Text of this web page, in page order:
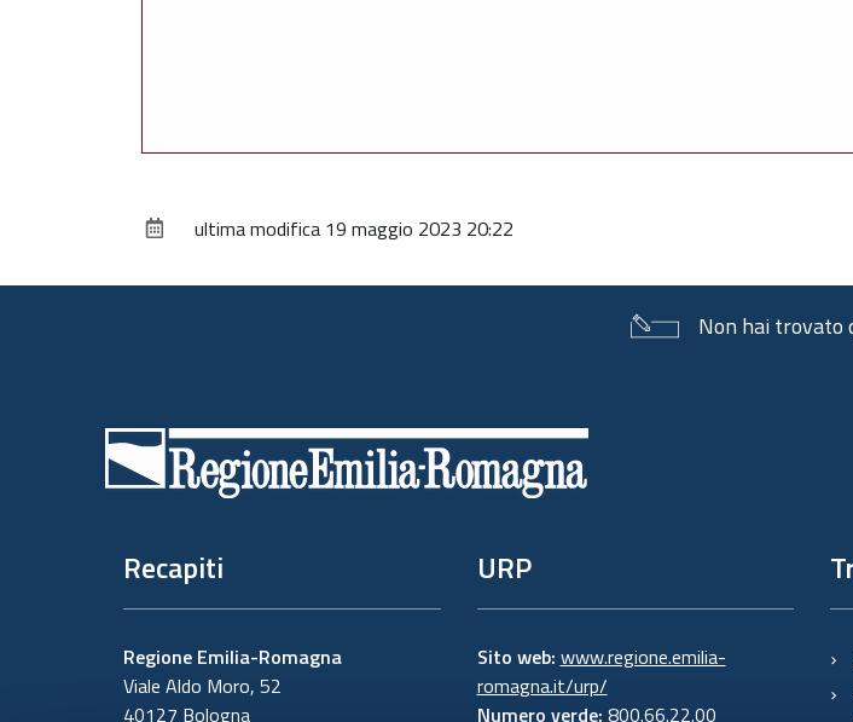
ultima modifica 19 maggio 2023 20:22
Non hai trovato
Recapiti
Regione Emilia-Romagna
Viale Aldo Moro, 52
40127 Bologna
URP
Sito web: www.regione.emilia-
romagna.it/urp/
Numero verde: 800.66.22.00